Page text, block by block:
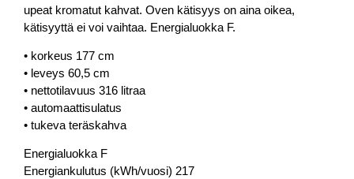
upeat kromatut kahvat. Oven kätisyys on aina oikea,
kätisyyttä ei voi vaihtaa. Energialuokka F.
• korkeus 177 cm
• leveys 60,5 cm
• nettotilavuus 316 litraa
• automaattisulatus
• tukeva teräskahva
Energialuokka F
Energiankulutus (kWh/vuosi) 217